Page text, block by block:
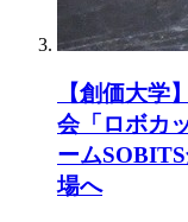
【創価大学
会「ロボカ
ーム
場へ